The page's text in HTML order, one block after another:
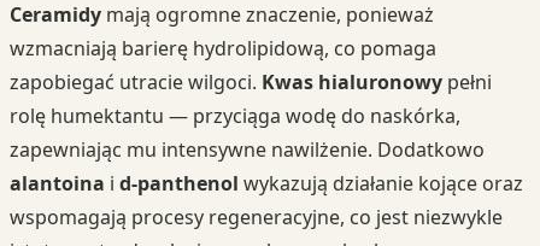
Ceramidy mają ogromne znaczenie, ponieważ
wzmacniają barierę hydrolipidową, co pomaga
zapobiegać utracie wilgoci. Kwas hialuronowy pełni
rolę humektantu — przyciąga wodę do naskórka,
zapewniając mu intensywne nawilżenie. Dodatkowo
alantoina i d-panthenol wykazują działanie kojące oraz
wspomagają procesy regeneracyjne, co jest niezwykle